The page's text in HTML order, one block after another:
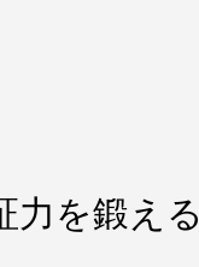
力を鍛える